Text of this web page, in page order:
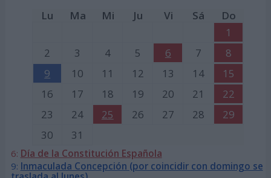
Lu Ma Mi Ju Vi Sá
Do
1
2
3 4 5 6 7
8
9
10 11 12 13 14
15
16
17 18 19 20 21
22
23
24 25 26 27 28
29
30
31
6: Día de la Constitución Española
9: Inmaculada Concepción (por coincidir con domingo se